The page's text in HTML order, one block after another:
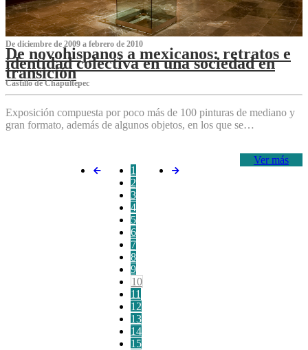
De diciembre de 2009 a febrero de 2010
De novohispanos a mexicanos: retratos e
identidad colectiva en una sociedad en
transición
Castillo de Chapultepec
Exposición compuesta por poco más de 100 pinturas de mediano y
gran formato, además de algunos objetos, en los que se…
Ver más
1
2
3
4
5
6
7
8
9
10
11
12
13
14
15